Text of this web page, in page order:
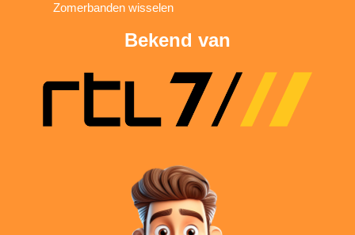
Zomerbanden wisselen
Bekend van